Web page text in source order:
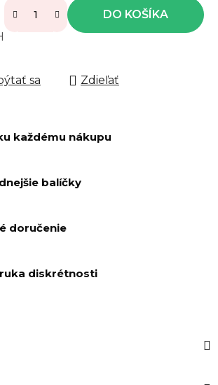
DO KOŠÍKA
sa Zdieľať
každému nákupu
balíčky
doručenie
diskrétnosti